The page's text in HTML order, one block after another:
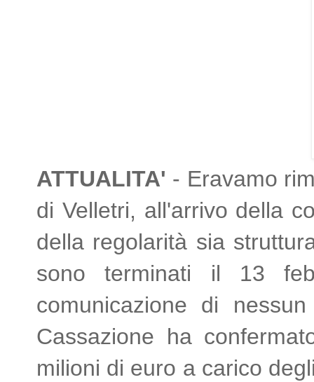
ATTUALITA' - Eravamo
di Velletri, all'arrivo della
della regolarità sia
sono terminati il 13
comunicazione di
Cassazione ha
milioni di euro a carico